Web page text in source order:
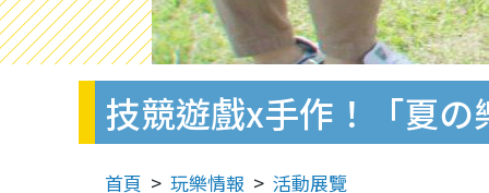
技競遊戲x手作！「夏の
首頁 玩樂情報 活動展覽